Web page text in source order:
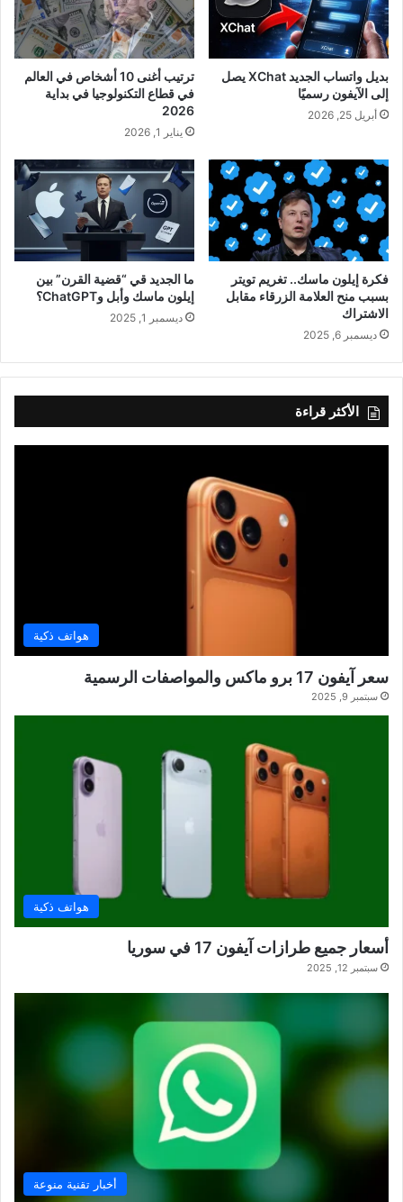
بديل واتساب الجديد XChat يصل
إلى الآيفون رسميًا
أبريل 25, 2026
ترتيب أغنى 10 أشخاص في العالم
في قطاع التكنولوجيا في بداية
2026
يناير 1, 2026
فكرة إيلون ماسك.. تغريم تويتر
بسبب منح العلامة الزرقاء مقابل
الاشتراك
ديسمبر 6, 2025
ما الجديد قي “قضية القرن” بين
إيلون ماسك وأبل وChatGPT؟
ديسمبر 1, 2025
الأكثر قراءة
هواتف ذكية
سعر آيفون 17 برو ماكس والمواصفات الرسمية
سبتمبر 9, 2025
هواتف ذكية
أسعار جميع طرازات آيفون 17 في سوريا
سبتمبر 12, 2025
أخبار تقنية منوعة